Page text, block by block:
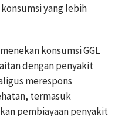
yang lebih
konsumsi GGL
dengan penyakit
merespons
termasuk
pembiayaan penyakit